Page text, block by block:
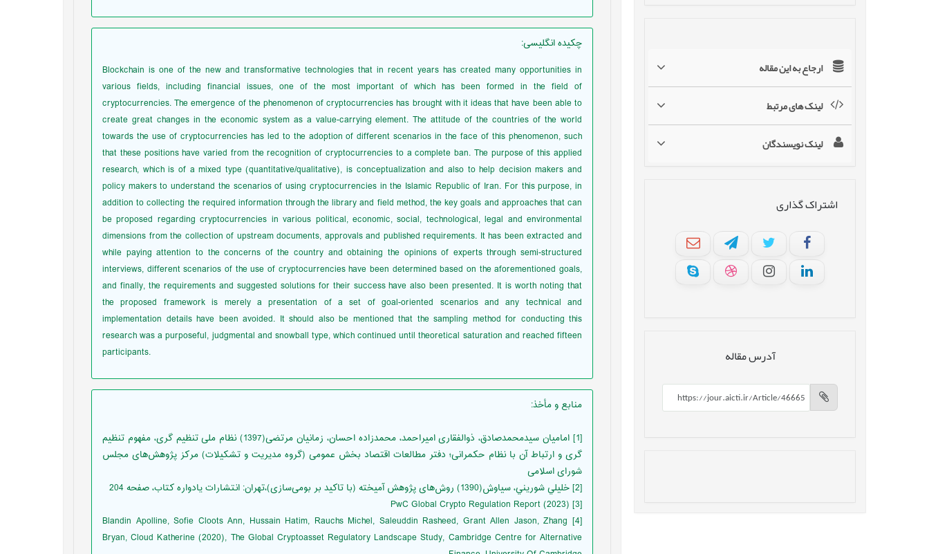
ارجاع به این مقاله
لینک های مرتبط
لینک نویسندگان
اشتراک گذاری
آدرس مقاله
چکیده انگلیسی:
Blockchain is one of the new and transformative technologies that in recent years has created many opportunities in
various fields, including financial issues, one of the most important of which has been formed in the field of
cryptocurrencies. The emergence of the phenomenon of cryptocurrencies has brought with it ideas that have been able to
create great changes in the economic system as a value-carrying element. The attitude of the countries of the world
towards the use of cryptocurrencies has led to the adoption of different scenarios in the face of this phenomenon, such
that these positions have varied from the recognition of cryptocurrencies to a complete ban. The purpose of this applied
research, which is of a mixed type (quantitative/qualitative), is conceptualization and also to help decision makers and
policy makers to understand the scenarios of using cryptocurrencies in the Islamic Republic of Iran. For this purpose, in
addition to collecting the required information through the library and field method, the key goals and approaches that can
be proposed regarding cryptocurrencies in various political, economic, social, technological, legal and environmental
dimensions from the collection of upstream documents, approvals and published requirements. It has been extracted and
while paying attention to the concerns of the country and obtaining the opinions of experts through semi-structured
interviews, different scenarios of the use of cryptocurrencies have been determined based on the aforementioned goals,
and finally, the requirements and suggested solutions for their success have also been presented. It is worth noting that
the proposed framework is merely a presentation of a set of goal-oriented scenarios and any technical and
implementation details have been avoided. It should also be mentioned that the sampling method for conducting this
research was a purposeful, judgmental and snowball type, which continued until theoretical saturation and reached fifteen
participants.
منابع و مأخذ:
[1] امامیان سیدمحمدصادق، ذوالفقاری امیراحمد، محمدزاده احسان، زمانیان مرتضی(1397) نظام ملی تنظیم گری، مفهوم تنظیم
گری و ارتباط آن با نظام حکمرانی؛ دفتر مطالعات اقتصاد بخش عمومی (گروه مدیریت و تشکیلات) مرکز پژوهش‌های مجلس
شورای اسلامی
[2] خليلي شوريني، سیاوش(1390) روش‌های پژوهش آمیخته (با تاکید بر بومی‌سازی)،تهران: انتشارات یادواره کتاب، صفحه 204
[3] PwC Global Crypto Regulation Report (2023)
[4] Blandin Apolline, Sofie Cloots Ann, Hussain Hatim, Rauchs Michel, Saleuddin Rasheed, Grant Allen Jason, Zhang
Bryan, Cloud Katherine (2020), The Global Cryptoasset Regulatory Landscape Study, Cambridge Centre for Alternative